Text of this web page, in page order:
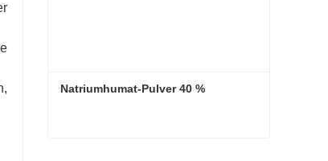
Natriumhumat-Pulver 40 %